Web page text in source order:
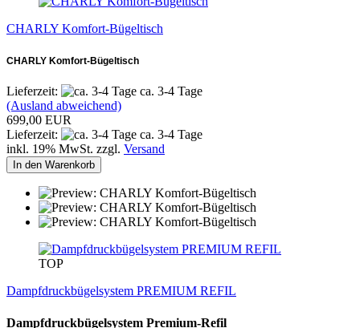
CHARLY Komfort-Bügeltisch
CHARLY Komfort-Bügeltisch
Lieferzeit:
ca. 3-4 Tage
(Ausland abweichend)
699,00 EUR
Lieferzeit:
ca. 3-4 Tage
inkl. 19% MwSt. zzgl. Versand
In den Warenkorb
TOP
Dampfdruckbügelsystem PREMIUM REFIL
Dampfdruckbügelsystem Premium-Refil